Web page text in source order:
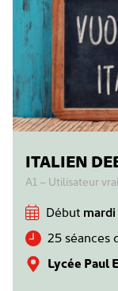
ITALIEN
A1 – Utilisateur
Début
25 séances
Lycée Paul